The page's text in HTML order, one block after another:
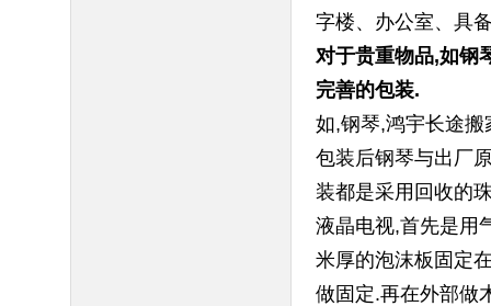
字楼、办公室、具
对于贵重物品,如钢
完善的包装.
如,钢琴,鸿宇长途
包装后钢琴与出厂
装都是采用回收的
液晶电视,首先是用
米厚的泡沫板固定
做固定.再在外部做